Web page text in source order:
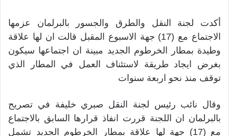
أكدت لجنة النقل والطرق والجسور بالبرلمان عزمها
الاجتماع مع (17) جهة الاسبوع المقبل قالت ان لها علاقة
وطيدة بمطار الخرطوم الجديد مبينة ان اجتماعها سيكون
بغرض ايجاد طريقة لاستئناف العمل في المطار الذي
توقف منذ نحو اربعة سنوات
وقال نائب رئيس لجنة النقل صبري خليفة في تصريح
بالبرلمان ان اللجنة قررت انفاذ قرارها السابق بالاجتماع
مع (17) جهة لها علاقة بمطار الخرطوم الجديد تشمل